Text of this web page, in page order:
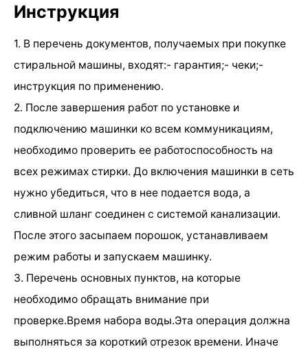
Инструкция
1. В перечень документов, получаемых при покупке
стиральной машины, входят:- гарантия;- чеки;-
инструкция по применению.
2. После завершения работ по установке и
подключению машинки ко всем коммуникациям,
необходимо проверить ее работоспособность на
всех режимах стирки. До включения машинки в сеть
нужно убедиться, что в нее подается вода, а
сливной шланг соединен с системой канализации.
После этого засыпаем порошок, устанавливаем
режим работы и запускаем машинку.
3. Перечень основных пунктов, на которые
необходимо обращать внимание при
проверке.Время набора воды.Эта операция должна
выполняться за короткий отрезок времени. Иначе